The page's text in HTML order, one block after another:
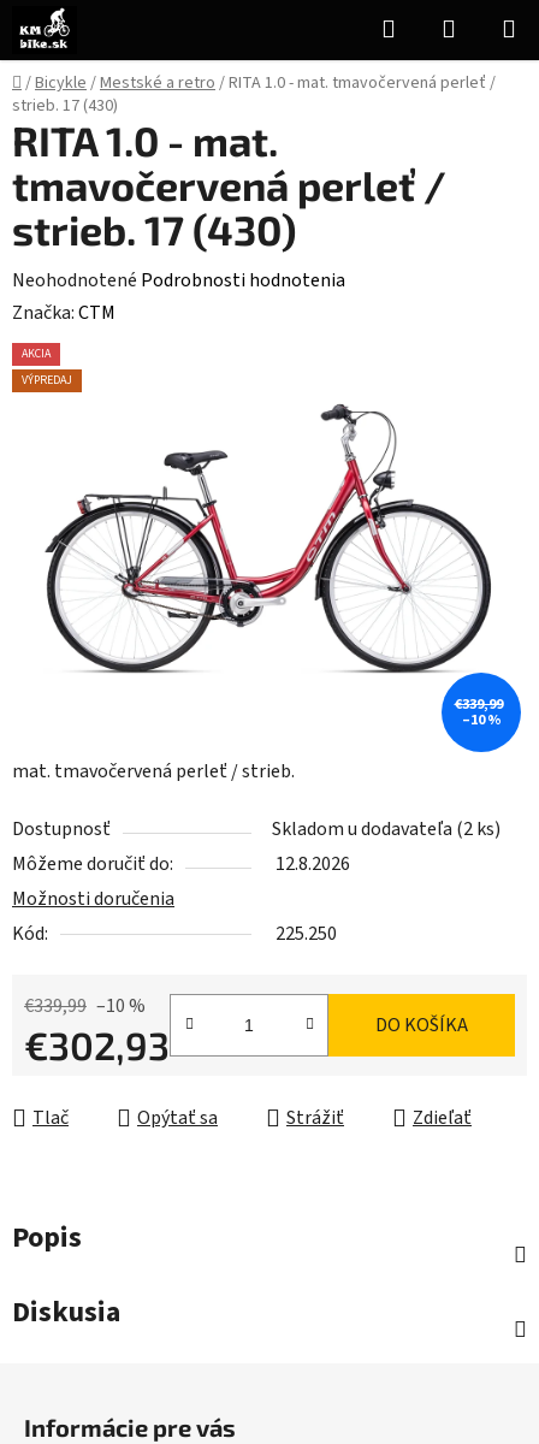
obsah
Hľadať
KOŠÍK
Domov
/Bicykle/Mestské a retro/RITA 1.0 - mat. tmavočervená perleť /
strieb. 17 (430)
mat. tmavočervená perleť / strieb.
Dostupnosť Skladom u dodavateľa (2 ks)
Môžeme doručiť do:
12.8.2026
Možnosti doručenia
Kód:
225.250
€339,99 –10 %
€302,93 DO KOŠÍKA
Tlač Opýtať sa Strážiť Zdieľať
RITA 1.0 - mat.
tmavočervená perleť /
strieb. 17 (430)
Priemerné
hodnotenie
produktu
je
hviezdičiek.
Neohodnotené Podrobnosti hodnotenia
Značka:CTM
AKCIA
VÝPREDAJ
€339,99
–10 %
Popis
Diskusia
Informácie pre vás